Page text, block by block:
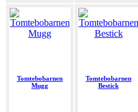
Tomtebobarnen
Mugg
Tomtebobarnen
Bestick